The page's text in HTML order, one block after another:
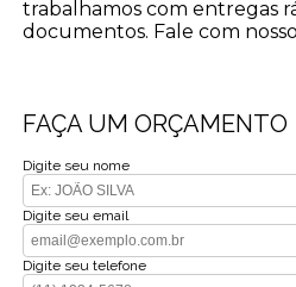
trabalhamos com entregas
documentos. Fale com
FAÇA UM ORÇAMENTO
Digite seu nome
Digite seu email
Digite seu telefone